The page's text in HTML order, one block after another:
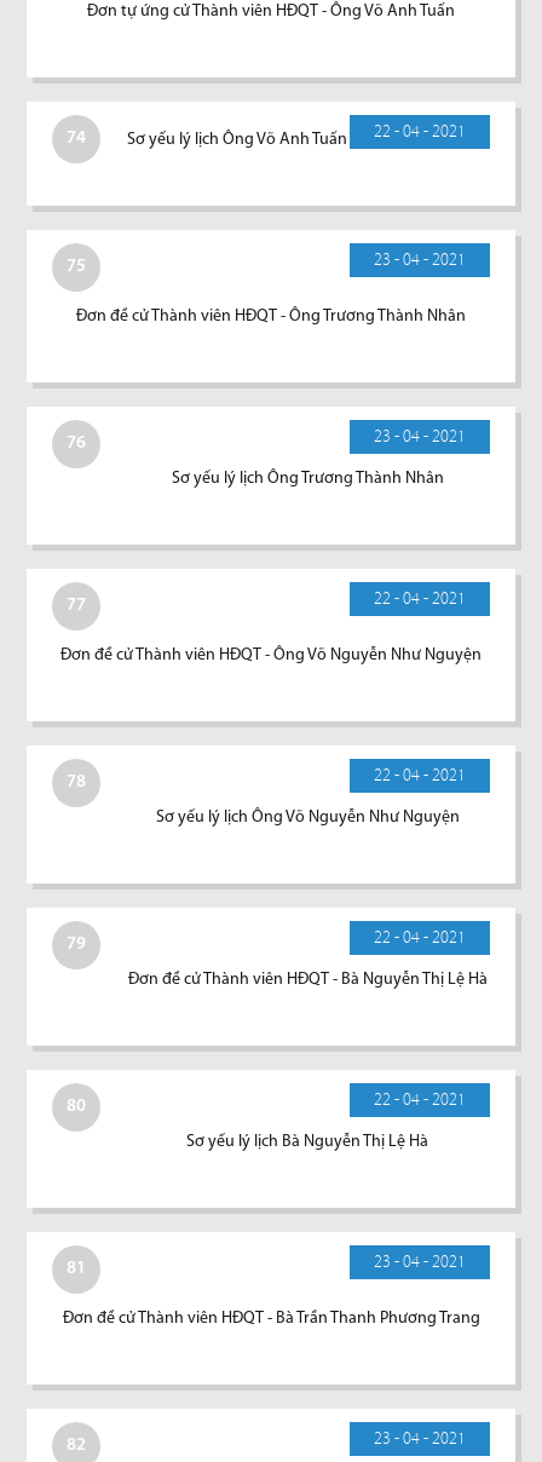
Đơn tự ứng cử Thành viên HĐQT - Ông Võ Anh Tuấn
74 22 - 04 - 2021
Sơ yếu lý lịch Ông Võ Anh Tuấn
75 23 - 04 - 2021
Đơn đề cử Thành viên HĐQT - Ông Trương Thành Nhân
76 23 - 04 - 2021
Sơ yếu lý lịch Ông Trương Thành Nhân
77 22 - 04 - 2021
Đơn đề cử Thành viên HĐQT - Ông Võ Nguyễn Như Nguyện
78 22 - 04 - 2021
Sơ yếu lý lịch Ông Võ Nguyễn Như Nguyện
79 22 - 04 - 2021
Đơn đề cử Thành viên HĐQT - Bà Nguyễn Thị Lệ Hà
80 22 - 04 - 2021
Sơ yếu lý lịch Bà Nguyễn Thị Lệ Hà
81 23 - 04 - 2021
Đơn đề cử Thành viên HĐQT - Bà Trần Thanh Phương Trang
82 23 - 04 - 2021